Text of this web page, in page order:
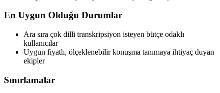
En Uygun Olduğu Durumlar
Ara sıra çok dilli transkripsiyon isteyen bütçe odaklı
kullanıcılar
Uygun fiyatlı, ölçeklenebilir konuşma tanımaya ihtiyaç duyan
ekipler
Sınırlamalar